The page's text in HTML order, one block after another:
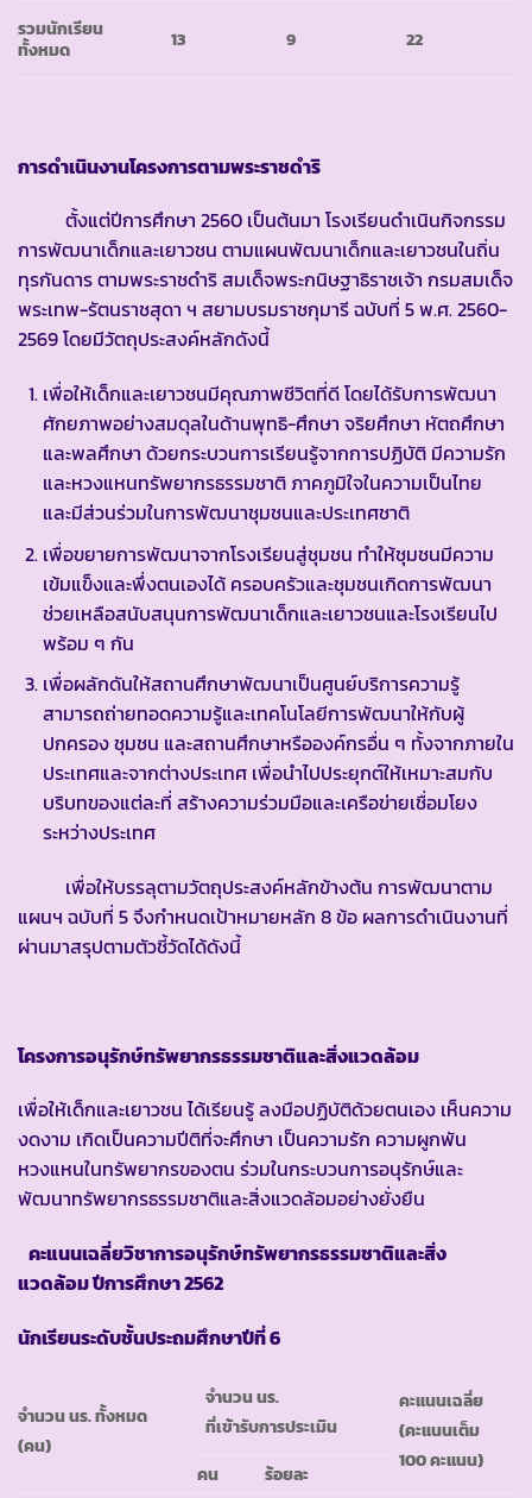
รวมนักเรียน
ทั้งหมด
13 9 22
การดำเนินงานโครงการตามพระราชดำริ
ตั้งแต่ปีการศึกษา 2560 เป็นต้นมา โรงเรียนดำเนินกิจกรรม
การพัฒนาเด็กและเยาวชน ตามแผนพัฒนาเด็กและเยาวชนในถิ่น
ทุรกันดาร ตามพระราชดำริ สมเด็จพระกนิษฐาธิราชเจ้า กรมสมเด็จ
พระเทพ-รัตนราชสุดา ฯ สยามบรมราชกุมารี ฉบับที่ 5 พ.ศ. 2560-
2569 โดยมีวัตถุประสงค์หลักดังนี้
เพื่อให้เด็กและเยาวชนมีคุณภาพชีวิตที่ดี โดยได้รับการพัฒนา
ศักยภาพอย่างสมดุลในด้านพุทธิ-ศึกษา จริยศึกษา หัตถศึกษา
และพลศึกษา ด้วยกระบวนการเรียนรู้จากการปฏิบัติ มีความรัก
และหวงแหนทรัพยากรธรรมชาติ ภาคภูมิใจในความเป็นไทย
และมีส่วนร่วมในการพัฒนาชุมชนและประเทศชาติ
เพื่อขยายการพัฒนาจากโรงเรียนสู่ชุมชน ทำให้ชุมชนมีความ
เข้มแข็งและพึ่งตนเองได้ ครอบครัวและชุมชนเกิดการพัฒนา
ช่วยเหลือสนับสนุนการพัฒนาเด็กและเยาวชนและโรงเรียนไป
พร้อม ๆ กัน
เพื่อผลักดันให้สถานศึกษาพัฒนาเป็นศูนย์บริการความรู้
สามารถถ่ายทอดความรู้และเทคโนโลยีการพัฒนาให้กับผู้
ปกครอง ชุมชน และสถานศึกษาหรือองค์กรอื่น ๆ ทั้งจากภายใน
ประเทศและจากต่างประเทศ เพื่อนำไปประยุกต์ให้เหมาะสมกับ
บริบทของแต่ละที่ สร้างความร่วมมือและเครือข่ายเชื่อมโยง
ระหว่างประเทศ
เพื่อให้บรรลุตามวัตถุประสงค์หลักข้างต้น การพัฒนาตาม
แผนฯ ฉบับที่ 5 จึงกำหนดเป้าหมายหลัก 8 ข้อ ผลการดำเนินงานที่
ผ่านมาสรุปตามตัวชี้วัดได้ดังนี้
โครงการอนุรักษ์ทรัพยากรธรรมชาติและสิ่งแวดล้อม
เพื่อให้เด็กและเยาวชน ได้เรียนรู้ ลงมือปฏิบัติด้วยตนเอง เห็นความ
งดงาม เกิดเป็นความปีติที่จะศึกษา เป็นความรัก ความผูกพัน
หวงแหนในทรัพยากรของตน ร่วมในกระบวนการอนุรักษ์และ
พัฒนาทรัพยากรธรรมชาติและสิ่งแวดล้อมอย่างยั่งยืน
คะแนนเฉลี่ยวิชาการอนุรักษ์ทรัพยากรธรรมชาติและสิ่ง
แวดล้อม ปีการศึกษา 2562
นักเรียนระดับชั้นประถมศึกษาปีที่ 6
จำนวน นร. ทั้งหมด
(คน)
จำนวน นร.
ที่เข้ารับการประเมิน
คะแนนเฉลี่ย
(คะแนนเต็ม
100 คะแนน)
คน
ร้อยละ